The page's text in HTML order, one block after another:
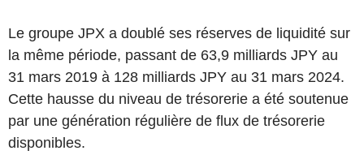
Le groupe JPX a doublé ses réserves de liquidité sur
la même période, passant de 63,9 milliards JPY au
31 mars 2019 à 128 milliards JPY au 31 mars 2024.
Cette hausse du niveau de trésorerie a été soutenue
par une génération régulière de flux de trésorerie
disponibles.